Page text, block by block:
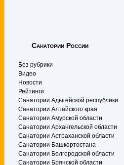
Санатории России
Без рубрики
Видео
Новости
Рейтинги
Санатории Адыгейской республики
Санатории Алтайского края
Санатории Амурской области
Санатории Архангельской области
Санатории Астраханской области
Санатории Башкортостана
Санатории Белгородской области
Санатории Брянской области